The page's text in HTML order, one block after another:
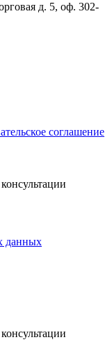
д. 5, оф. 302-
соглашение
данных